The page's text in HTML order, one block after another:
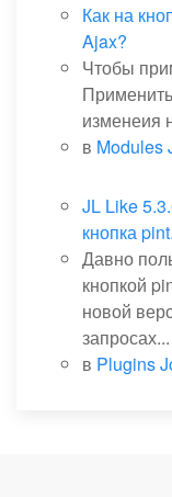
Как на
Ajax?
Чтобы
изменеия
в Modules
JL Like
кнопка
Давно
кнопкой
новой
запросах...
в Plugins